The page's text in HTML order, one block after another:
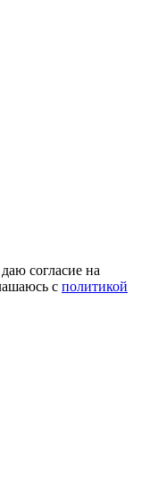
согласие на
с политикой